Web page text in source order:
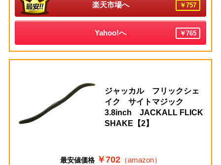
楽天市場へ ￥757
Yahoo!へ ￥765
ジャッカル フリックシェ
イク サイトマジック
3.8inch JACKALL FLICK
SHAKE【2】
最安値価格 ￥702（amazon）